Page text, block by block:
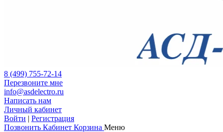
8 (499) 755-72-14
Перезвоните мне
info@asdelectro.ru
Написать нам
Личный кабинет
Войти | Регистрация
Позвонить Кабинет Корзина Меню